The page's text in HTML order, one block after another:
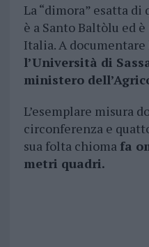
La “dimora” esatta
è a Santo Baltòlu ed
Italia. A documentare
l’Università di
ministero
L’esemplare misura
circonferenza e
sua folta chioma fa
metri quadri.